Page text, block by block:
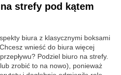
strefy pod kątem
biura z klasycznymi boksami
wnieść do biura więcej
Podziel biuro na strefy.
zrobić to na nowo), ponieważ